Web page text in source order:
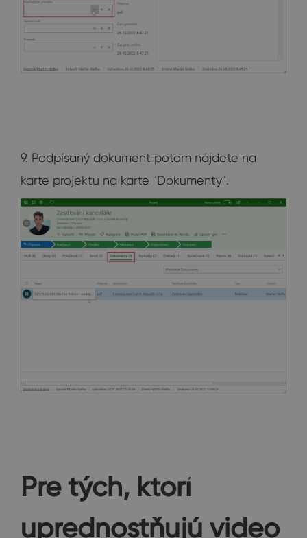
9. Podpísaný dokument potom nájdete na
karte projektu na karte "Dokumenty".
Pre tých, ktorí
uprednostňujú video